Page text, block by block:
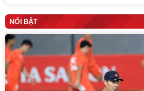
NỔI BẬT